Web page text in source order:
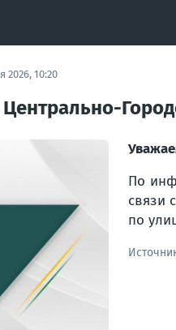
2026, 10:20
По
связи
по